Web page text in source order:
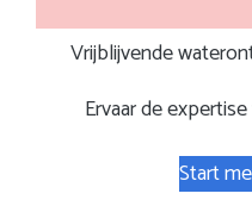
Vrijblijvende
Ervaar de
Start